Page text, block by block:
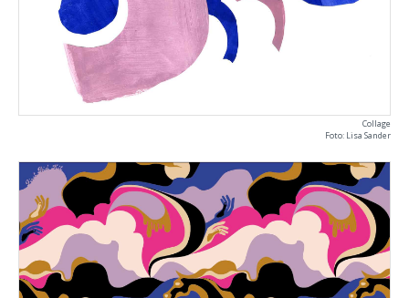
Collage
Foto: Lisa Sander